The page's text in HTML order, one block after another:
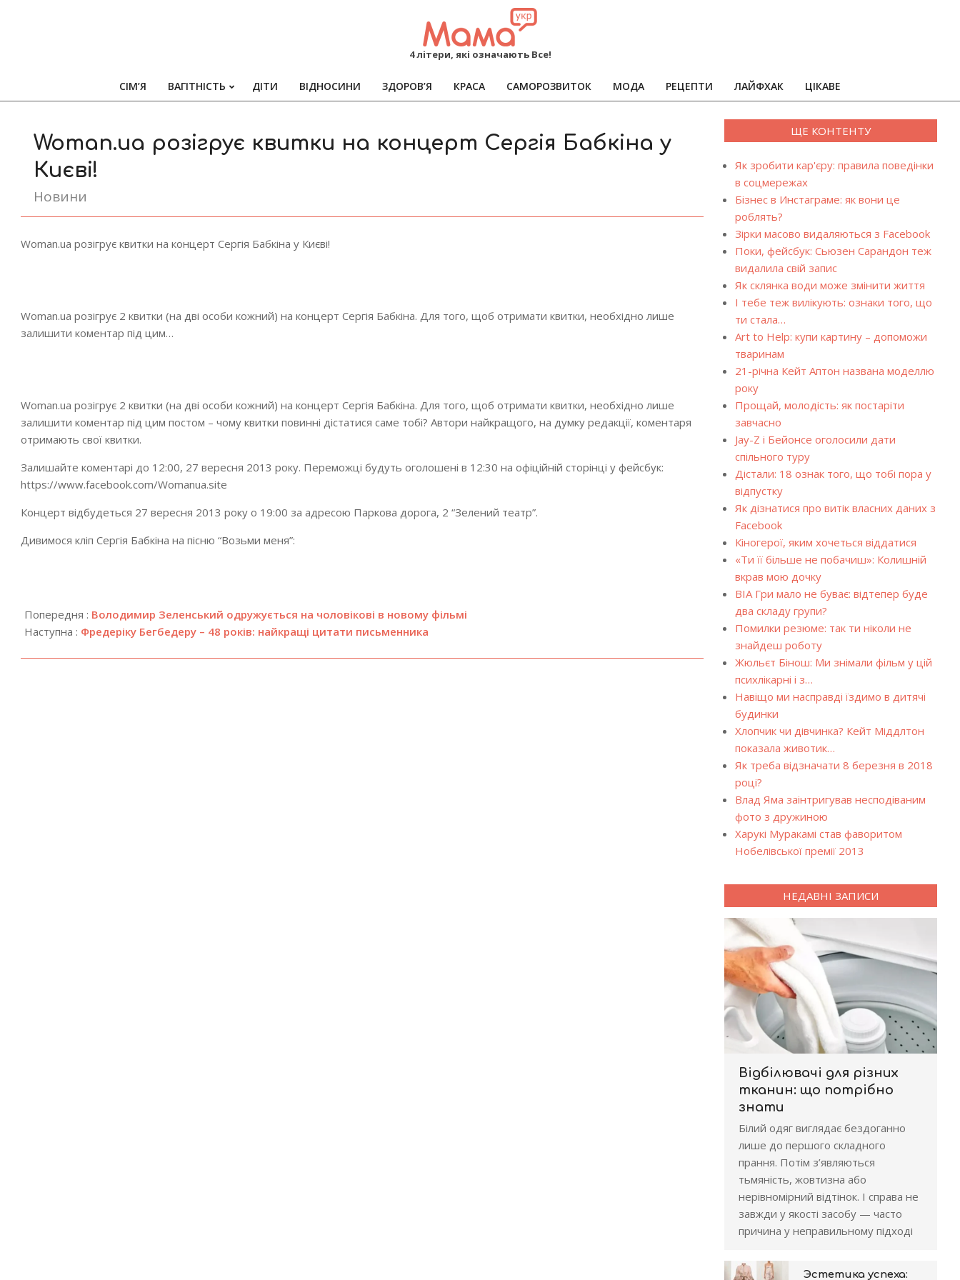
MAMA
4 літери, які означають Все!
Primary
СІМ’Я ВАГІТНІСТЬ ДІТИ ВІДНОСИНИ ЗДОРОВ’Я КРАСА САМОРОЗВИТОК МОДА РЕЦЕПТИ ЛАЙФХАК ЦІКАВЕ
Woman.ua розігрує квитки на концерт Сергія Бабкіна у
Києві!
Новини
Woman.ua розігрує квитки на концерт Сергія Бабкіна у Києві!
Woman.ua розігрує 2 квитки (на дві особи кожний) на концерт Сергія Бабкіна. Для того, щоб отримати квитки, необхідно лише
залишити коментар під цим…
Woman.ua розігрує 2 квитки (на дві особи кожний) на концерт Сергія Бабкіна. Для того, щоб отримати квитки, необхідно лише
залишити коментар під цим постом – чому квитки повинні дістатися саме тобі? Автори найкращого, на думку редакції, коментаря
отримають свої квитки.
Залишайте коментарі до 12:00, 27 вересня 2013 року. Переможці будуть оголошені в 12:30 на офіційній сторінці у фейсбук:
https://www.facebook.com/Womanua.site
Концерт відбудеться 27 вересня 2013 року о 19:00 за адресою Паркова дорога, 2 “Зелений театр”.
Дивимося кліп Сергія Бабкіна на пісню “Возьми меня”:
04-
24
Попередня : Володимир Зеленський одружується на чоловікові в новому фільмі
Наступна : Фредеріку Бегбедеру – 48 років: найкращі цитати письменника
ЩЕ КОНТЕНТУ
Як зробити кар'єру: правила поведінки
в соцмережах
Бізнес в Инстаграме: як вони це
роблять?
Зірки масово видаляються з Facebook
Поки, фейсбук: Сьюзен Сарандон теж
видалила свій запис
Як склянка води може змінити життя
І тебе теж вилікують: ознаки того, що
ти стала…
Art to Help: купи картину – допоможи
тваринам
21-річна Кейт Аптон названа моделлю
року
Прощай, молодість: як постаріти
завчасно
Jay-Z і Бейонсе оголосили дати
спільного туру
Дістали: 18 ознак того, що тобі пора у
відпустку
Як дізнатися про витік власних даних з
Facebook
Кіногерої, яким хочеться віддатися
«Ти її більше не побачиш»: Колишній
вкрав мою дочку
ВІА Гри мало не буває: відтепер буде
два складу групи?
Помилки резюме: так ти ніколи не
знайдеш роботу
Жюльєт Бінош: Ми знімали фільм у цій
психлікарні і з…
Навіщо ми насправді їздимо в дитячі
будинки
Хлопчик чи дівчинка? Кейт Міддлтон
показала животик…
Як треба відзначати 8 березня в 2018
році?
Влад Яма заінтригував несподіваним
фото з дружиною
Харукі Муракамі став фаворитом
Нобелівської премії 2013
НЕДАВНІ ЗАПИСИ
Відбілювачі для різних
тканин: що потрібно
знати
Білий одяг виглядає бездоганно
лише до першого складного
прання. Потім з’являються
тьмяність, жовтизна або
нерівномірний відтінок. І справа не
завжди у якості засобу — часто
причина у неправильному підході
Эстетика успеха: